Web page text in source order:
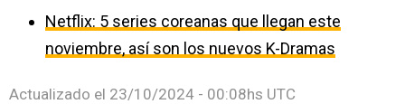
Netflix: 5 series coreanas que llegan este
noviembre, así son los nuevos K-Dramas
Actualizado el 23/10/2024 - 00:08hs UTC